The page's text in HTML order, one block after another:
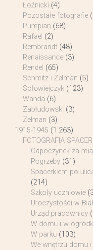
Łoźnicki (4)
Pozostałe fotografie
Pumpian (68)
Rafael (2)
Rembrandt (48)
Renaissance (3)
Rendel (65)
Schmitz i Zelman (5)
Sołowiejczyk (123)
Wanda (6)
Zabłudowski (3)
Zelman (3)
1915-1945 (1 263)
FOTOGRAFIA
Odpoczynek za
Pogrzeby (31)
Spacerkiem po
(214)
Szkoły uczniowie
Uroczystości w
Urząd pracownicy
W domu i w
W parku (103)
We wnętrzu domu